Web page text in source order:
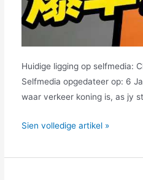
Huidige ligging op selfmedia:
Selfmedia opgedateer op: 6
waar verkeer koning is, as jy
Hoe
hoë-
Sien volledige artikel »